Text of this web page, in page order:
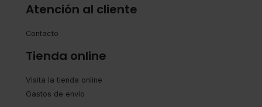
Atención al cliente
Contacto
Tienda online
Visita la tienda online
Gastos de envío